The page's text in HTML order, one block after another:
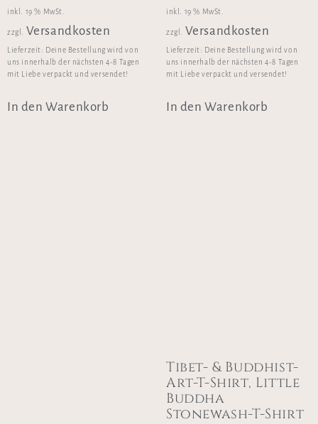
inkl. 19 % MwSt.
zzgl. Versandkosten
Lieferzeit: Deine Bestellung wird von
uns innerhalb der nächsten 4-8 Tagen
mit Liebe verpackt und versendet!
In den Warenkorb
inkl. 19 % MwSt.
zzgl. Versandkosten
Lieferzeit: Deine Bestellung wird von
uns innerhalb der nächsten 4-8 Tagen
mit Liebe verpackt und versendet!
In den Warenkorb
Tibet- & Buddhist-
Art-T-Shirt, Little
Buddha
Stonewash-T-Shirt